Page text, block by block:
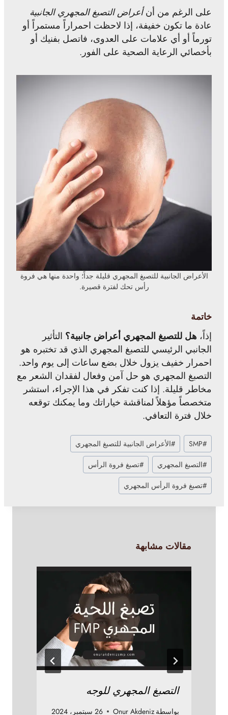
على الرغم من أنأعراض التصبغ المجهري الجانبية
عادة ما تكون خفيفة، إذا لاحظت احمراراً مستمراً أو
تورماً أو أي علامات على العدوى، فاتصل بفنيك أو
بأخصائي الرعاية الصحية على الفور.
الأعراض الجانبية للتصبغ المجهري قليلة جداً؛ واحدة منها هي فروة
رأس تحك لفترة قصيرة.
خاتمة
إذاً، هل للتصبغ المجهري أعراض جانبية؟ التأثير
الجانبي الرئيسي للتصبغ المجهري الذي قد تختبره هو
احمرار خفيف يزول خلال بضع ساعات إلى يوم واحد.
التصبغ المجهري هو حل آمن وفعال لفقدان الشعر مع
مخاطر قليلة. إذا كنت تفكر في هذا الإجراء، استشر
متخصصاً مؤهلاً لمناقشة خياراتك وما يمكنك توقعه
خلال فترة التعافي.
وسوم
المقال:
#
SMP
#الأعراض الجانبية للتصبغ المجهري
#التصبغ المجهري #تصبغ فروة الرأس
#تصبغ فروة الرأس المجهري
مقالات مشابهة
التصبغ المجهري للوجه
بواسطة Onur Akdeniz 26 سبتمبر، 2024